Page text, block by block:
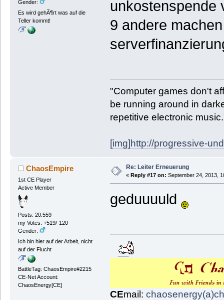
Gender:
Es wird gehÃ¶rt was auf die
Teller kommt!
unkostenspende
9 andere
"Computer games don't
be running around in
repetitive electronic
[img]http://progressive-
ChaosEmpire
1st CE Player
Active Member
Posts: 20.559
my Votes: +519/-120
Gender:
Ich bin hier auf der Arbeit, nicht
auf der Flucht
BattleTag: ChaosEmpire#2215
CE-Net Account:
ChaosEnergy[CE]
Re: Leiter Erneuerung
« Reply #17 on: September 24, 2013,
geduuuuld
CEmail: